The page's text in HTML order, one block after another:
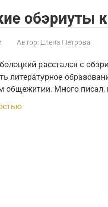
обэриуты
Автор: Елена Петрова
расстался с
литературное
общежитии. Много писал,